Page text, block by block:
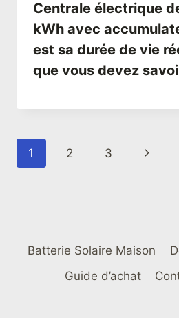
Centrale électrique
kWh avec
est sa durée de vie
que vous devez
Navigation
de
1 2 3
Page
Batterie Solaire Maison
Guide d’achat